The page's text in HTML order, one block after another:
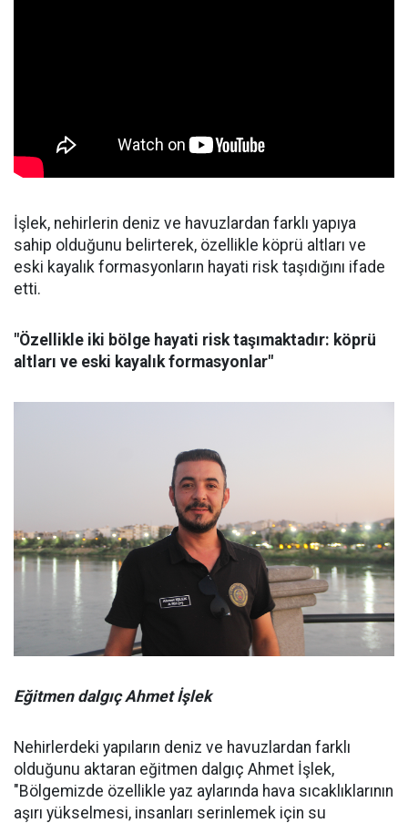
İşlek, nehirlerin deniz ve havuzlardan farklı yapıya
sahip olduğunu belirterek, özellikle köprü altları ve
eski kayalık formasyonların hayati risk taşıdığını ifade
etti.
"Özellikle iki bölge hayati risk taşımaktadır: köprü
altları ve eski kayalık formasyonlar"
Eğitmen dalgıç Ahmet İşlek
Nehirlerdeki yapıların deniz ve havuzlardan farklı
olduğunu aktaran eğitmen dalgıç Ahmet İşlek,
"Bölgemizde özellikle yaz aylarında hava sıcaklıklarının
aşırı yükselmesi, insanları serinlemek için su